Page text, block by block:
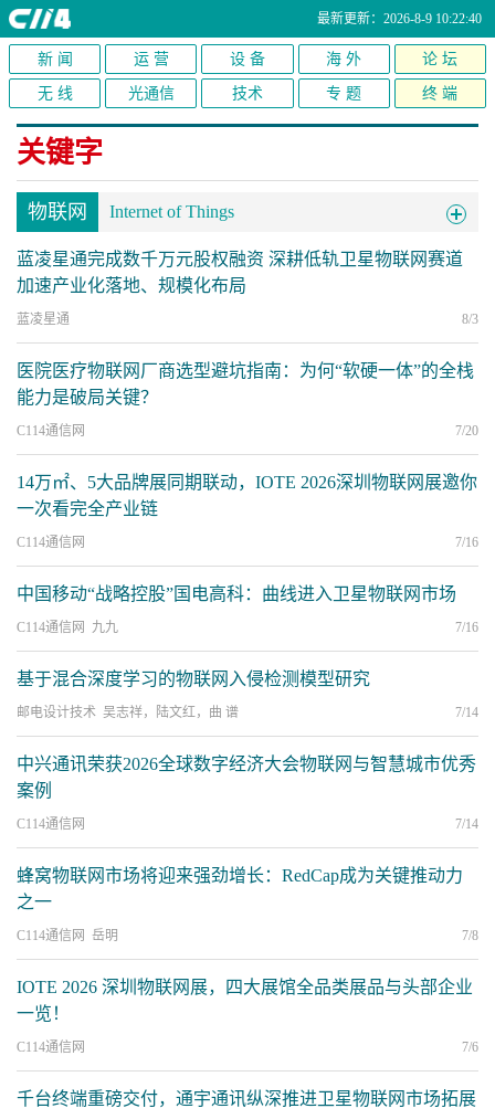
最新更新：2026-8-9 10:22:40
新 闻 运 营 设 备 海 外 论 坛
无 线 光通信 技术 专 题 终 端
关键字
物联网 Internet of Things
蓝凌星通完成数千万元股权融资 深耕低轨卫星物联网赛道
加速产业化落地、规模化布局
蓝凌星通 8/3
医院医疗物联网厂商选型避坑指南：为何“软硬一体”的全栈
能力是破局关键？
C114通信网 7/20
14万㎡、5大品牌展同期联动，IOTE 2026深圳物联网展邀你
一次看完全产业链
C114通信网 7/16
中国移动“战略控股”国电高科：曲线进入卫星物联网市场
C114通信网 九九 7/16
基于混合深度学习的物联网入侵检测模型研究
邮电设计技术 吴志祥，陆文红，曲 谱 7/14
中兴通讯荣获2026全球数字经济大会物联网与智慧城市优秀
案例
C114通信网 7/14
蜂窝物联网市场将迎来强劲增长：RedCap成为关键推动力
之一
C114通信网 岳明 7/8
IOTE 2026 深圳物联网展，四大展馆全品类展品与头部企业
一览！
C114通信网 7/6
千台终端重磅交付，通宇通讯纵深推进卫星物联网市场拓展